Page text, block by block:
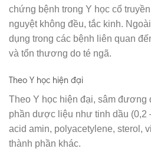
chứng bệnh trong Y học cổ
nguyệt không đều, tắc kinh.
dụng trong các bệnh liên quan
và tổn thương do té ngã.
Theo Y học hiện đại
Theo Y học hiện đại, sâm đương
phần dược liệu như tinh dầu (0,2
acid amin, polyacetylene, sterol,
thành phần khác.